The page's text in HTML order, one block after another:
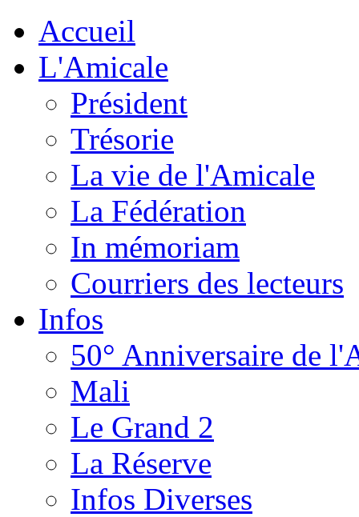
Accueil
L'Amicale
Président
Trésorie
La vie de l'Amicale
La Fédération
In mémoriam
Courriers des lecteurs
Infos
50° Anniversaire de
Mali
Le Grand 2
La Réserve
Infos Diverses